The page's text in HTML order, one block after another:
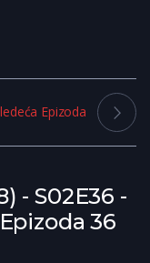
- S02E36 -
36
Epizoda